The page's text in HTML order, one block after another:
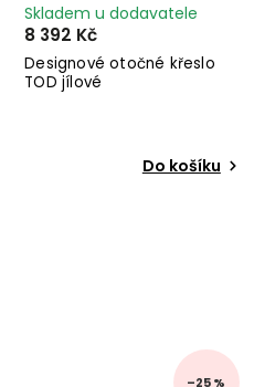
Designové otočné křeslo
TOD jílové
Skladem u dodavatele
8 392 Kč
Do košíku
–25 %